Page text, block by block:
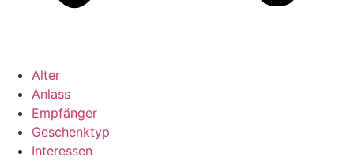
Alter
Anlass
Empfänger
Geschenktyp
Interessen